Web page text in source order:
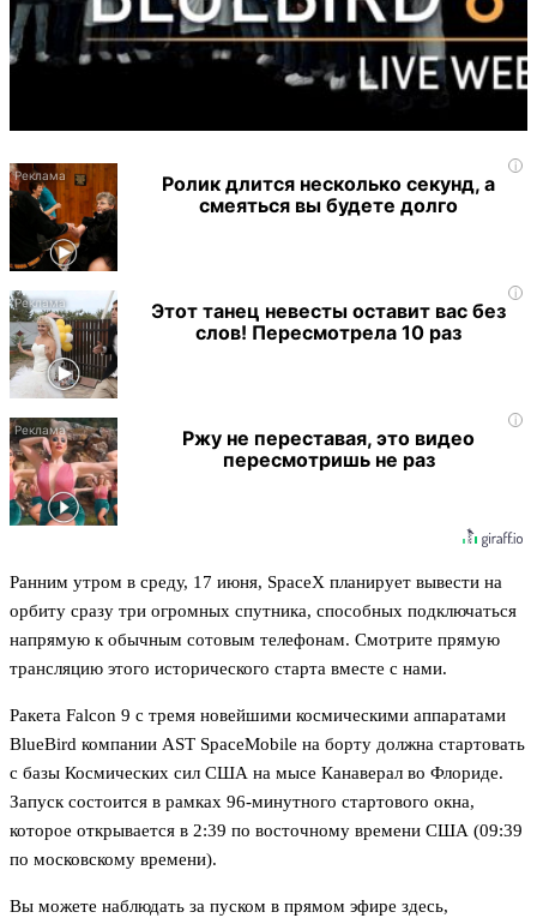
i
Ролик длится несколько секунд, а
смеяться вы будете долго
i
Этот танец невесты оставит вас без
слов! Пересмотрела 10 раз
i
Ржу не переставая, это видео
пересмотришь не раз
Ранним утром в среду, 17 июня, SpaceX планирует вывести на
орбиту сразу три огромных спутника, способных подключаться
напрямую к обычным сотовым телефонам. Смотрите прямую
трансляцию этого исторического старта вместе с нами.
Ракета Falcon 9 с тремя новейшими космическими аппаратами
BlueBird компании AST SpaceMobile на борту должна стартовать
с базы Космических сил США на мысе Канаверал во Флориде.
Запуск состоится в рамках 96-минутного стартового окна,
которое открывается в 2:39 по восточному времени США (09:39
по московскому времени).
Вы можете наблюдать за пуском в прямом эфире здесь,